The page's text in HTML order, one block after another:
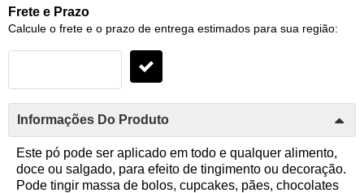
Frete e Prazo
Calcule o frete e o prazo de entrega estimados para sua região:
Informações Do Produto
Este pó pode ser aplicado em todo e qualquer alimento,
doce ou salgado, para efeito de tingimento ou decoração.
Pode tingir massa de bolos, cupcakes, pães, chocolates